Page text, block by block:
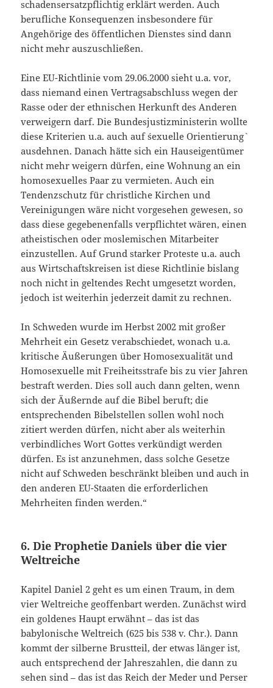
schadensersatzpflichtig erklärt werden. Auch
berufliche Konsequenzen insbesondere für
Angehörige des öffentlichen Dienstes sind dann
nicht mehr auszuschließen.
Eine EU-Richtlinie vom 29.06.2000 sieht u.a. vor,
dass niemand einen Vertragsabschluss wegen der
Rasse oder der ethnischen Herkunft des Anderen
verweigern darf. Die Bundesjustizministerin wollte
diese Kriterien u.a. auch auf ´sexuelle Orientierung`
ausdehnen. Danach hätte sich ein Hauseigentümer
nicht mehr weigern dürfen, eine Wohnung an ein
homosexuelles Paar zu vermieten. Auch ein
Tendenzschutz für christliche Kirchen und
Vereinigungen wäre nicht vorgesehen gewesen, so
dass diese gegebenenfalls verpflichtet wären, einen
atheistischen oder moslemischen Mitarbeiter
einzustellen. Auf Grund starker Proteste u.a. auch
aus Wirtschaftskreisen ist diese Richtlinie bislang
noch nicht in geltendes Recht umgesetzt worden,
jedoch ist weiterhin jederzeit damit zu rechnen.
In Schweden wurde im Herbst 2002 mit großer
Mehrheit ein Gesetz verabschiedet, wonach u.a.
kritische Äußerungen über Homosexualität und
Homosexuelle mit Freiheitsstrafe bis zu vier Jahren
bestraft werden. Dies soll auch dann gelten, wenn
sich der Äußernde auf die Bibel beruft; die
entsprechenden Bibelstellen sollen wohl noch
zitiert werden dürfen, nicht aber als weiterhin
verbindliches Wort Gottes verkündigt werden
dürfen. Es ist anzunehmen, dass solche Gesetze
nicht auf Schweden beschränkt bleiben und auch in
den anderen EU-Staaten die erforderlichen
Mehrheiten finden werden.“
6. Die Prophetie Daniels über die vier
Weltreiche
Kapitel Daniel 2 geht es um einen Traum, in dem
vier Weltreiche geoffenbart werden. Zunächst wird
ein goldenes Haupt erwähnt – das ist das
babylonische Weltreich (625 bis 538 v. Chr.). Dann
kommt der silberne Brustteil, der etwas länger ist,
auch entsprechend der Jahreszahlen, die dann zu
sehen sind – das ist das Reich der Meder und Perser